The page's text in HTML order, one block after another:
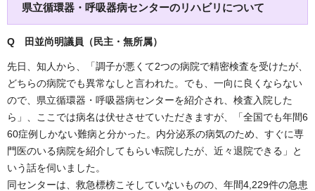
県立循環器・呼吸器病センターのリハビリについて
Q 田並尚明議員（民主・無所属）
先日、知人から、「調子が悪くて2つの病院で精密検査を受けたが、
どちらの病院でも異常なしと言われた。でも、一向に良くならない
ので、県立循環器・呼吸器病センターを紹介され、検査入院した
ら」、ここでは病名は伏せさせていただきますが、「全国でも年間6
60症例しかない難病と分かった。内分泌系の病気のため、すぐに専
門医のいる病院を紹介してもらい転院したが、近々退院できる」と
いう話を伺いました。
同センターは、救急標榜こそしていないものの、年間4,229件の急患